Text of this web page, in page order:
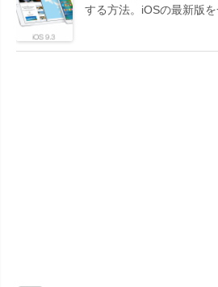
する方法。iOSの最新版を